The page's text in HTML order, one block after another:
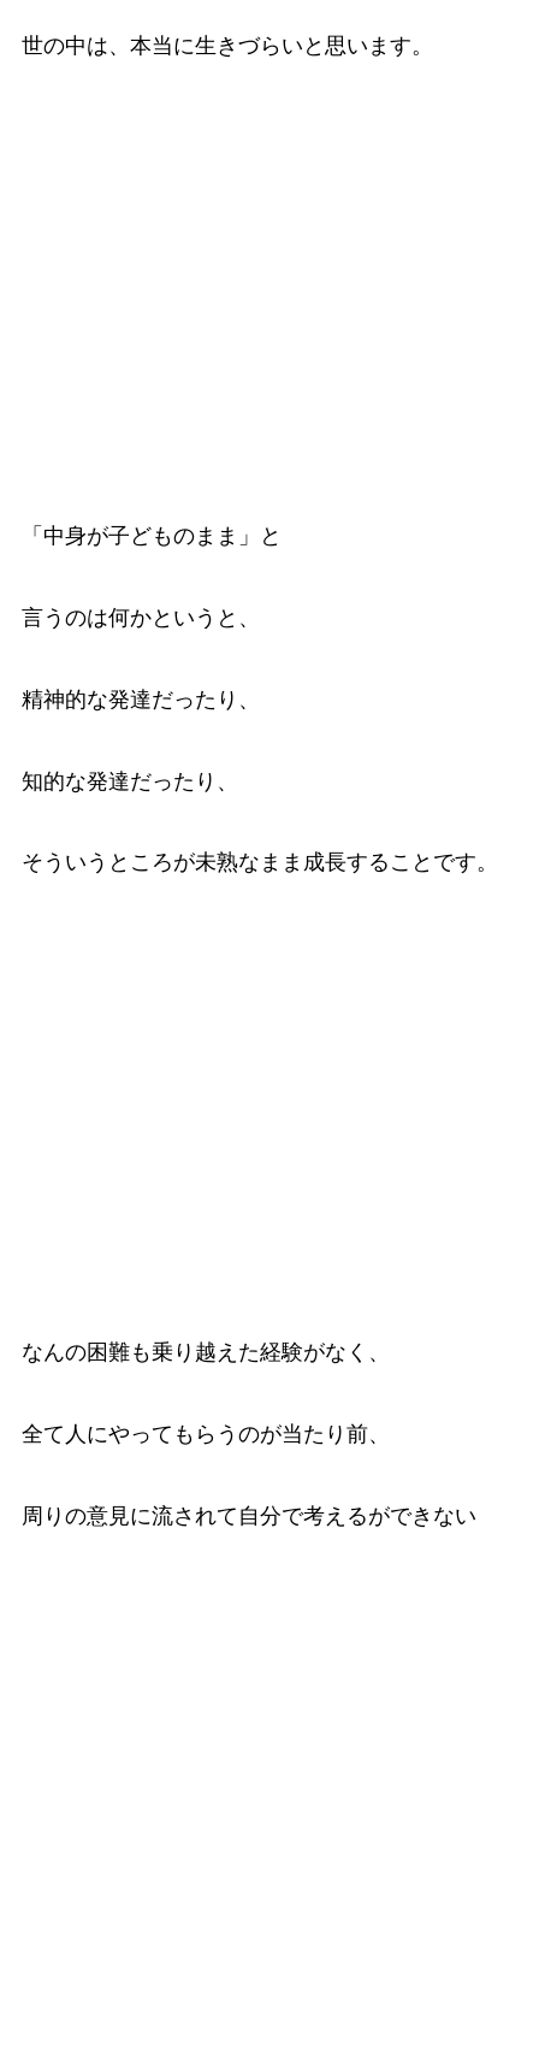
世の中は、本当に生きづらいと思います。
「中身が子どものまま」と
言うのは何かというと、
精神的な発達だったり、
知的な発達だったり、
そういうところが未熟なまま成長することです。
なんの困難も乗り越えた経験がなく、
全て人にやってもらうのが当たり前、
周りの意見に流されて自分で考えるができない